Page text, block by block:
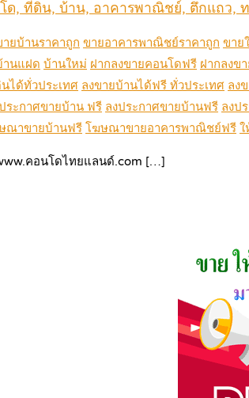
ด, ที่ดิน, บ้าน, อาคารพาณิชย์, ตึกแถว,
ายบ้านราคาถูก ขายอาคารพาณิชย์ราคาถูก ขาย
านแฝด บ้านใหม่ ฝากลงขายคอนโดฟรี ฝากลงข
ได้ทั่วประเทศ ลงขายบ้านได้ฟรี ทั่วประเทศ ลง
ระกาศขายบ้าน ฟรี ลงประกาศขายบ้านฟรี ลงป
ณาขายบ้านฟรี โฆษณาขายอาคารพาณิชย์ฟรี ใ
คอนโดไทยแลนด์.com […]